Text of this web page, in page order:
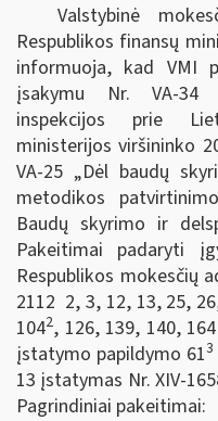
Valstybinė
Respublikos finansų
informuoja, kad VMI
įsakymu Nr. VA-34
inspekcijos prie
ministerijos viršininko
VA-25 „Dėl baudų
metodikos
Baudų skyrimo ir
Pakeitimai padaryti
Respublikos mokesčių
2112 2, 3, 12, 13, 25,
1042, 126, 139, 140,
įstatymo papildymo 613
13 įstatymas Nr. XIV-
Pagrindiniai pakeitimai: